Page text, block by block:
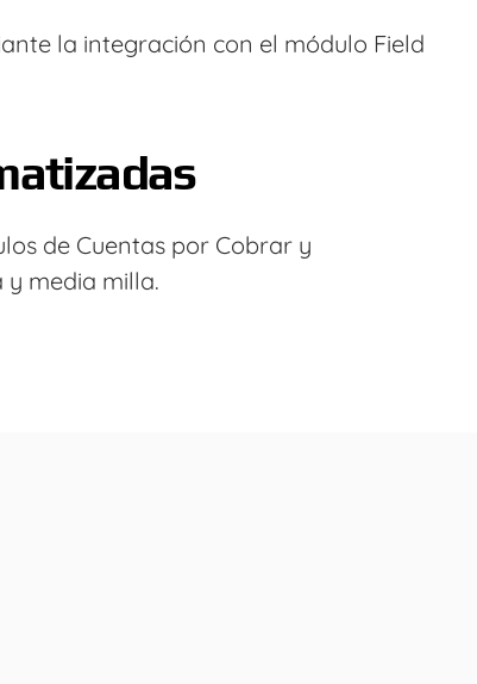
la integración con el módulo Field
de Cuentas por Cobrar y
media milla.